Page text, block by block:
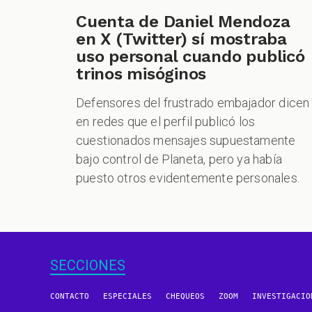
Cuenta de Daniel Mendoza
en X (Twitter) sí mostraba
uso personal cuando publicó
trinos misóginos
Defensores del frustrado embajador dicen
en redes que el perfil publicó los
cuestionados mensajes supuestamente
bajo control de Planeta, pero ya había
puesto otros evidentemente personales.
SECCIONES
CONTACTO ESPECIALES CHEQUEOS ZOOM